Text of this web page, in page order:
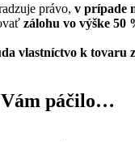
právo, v prípade
zálohu vo výške 50
vlastníctvo k tovaru
Vám páčilo…